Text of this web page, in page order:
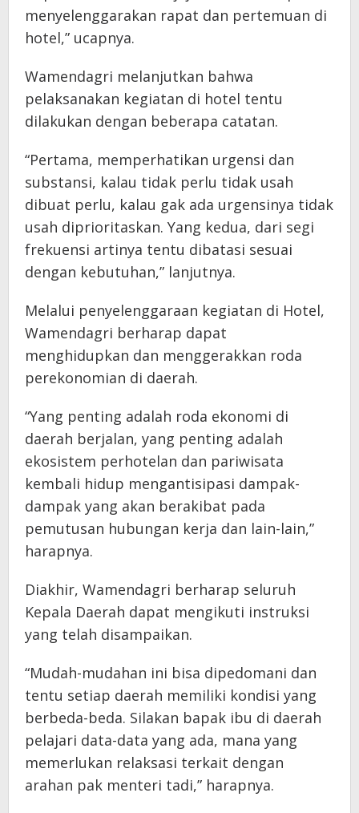
menyelenggarakan rapat dan pertemuan di
hotel,” ucapnya.
Wamendagri melanjutkan bahwa
pelaksanakan kegiatan di hotel tentu
dilakukan dengan beberapa catatan.
“Pertama, memperhatikan urgensi dan
substansi, kalau tidak perlu tidak usah
dibuat perlu, kalau gak ada urgensinya tidak
usah diprioritaskan. Yang kedua, dari segi
frekuensi artinya tentu dibatasi sesuai
dengan kebutuhan,” lanjutnya.
Melalui penyelenggaraan kegiatan di Hotel,
Wamendagri berharap dapat
menghidupkan dan menggerakkan roda
perekonomian di daerah.
“Yang penting adalah roda ekonomi di
daerah berjalan, yang penting adalah
ekosistem perhotelan dan pariwisata
kembali hidup mengantisipasi dampak-
dampak yang akan berakibat pada
pemutusan hubungan kerja dan lain-lain,”
harapnya.
Diakhir, Wamendagri berharap seluruh
Kepala Daerah dapat mengikuti instruksi
yang telah disampaikan.
“Mudah-mudahan ini bisa dipedomani dan
tentu setiap daerah memiliki kondisi yang
berbeda-beda. Silakan bapak ibu di daerah
pelajari data-data yang ada, mana yang
memerlukan relaksasi terkait dengan
arahan pak menteri tadi,” harapnya.